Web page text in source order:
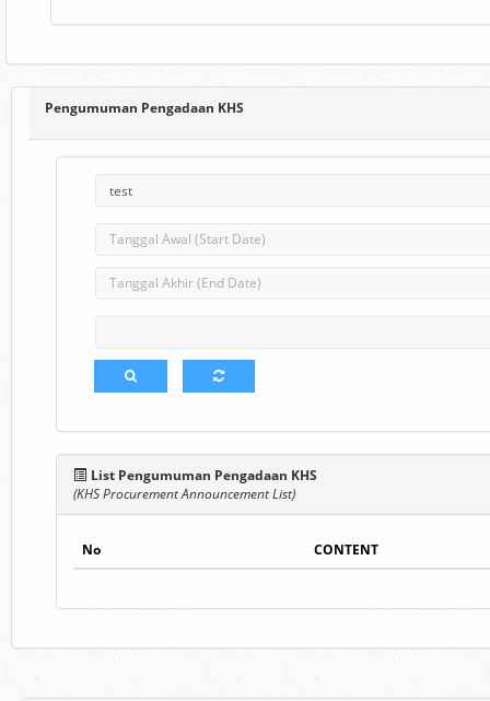
Pengumuman Pengadaan KHS
List Pengumuman Pengadaan KHS
(KHS Procurement Announcement List)
No CONTENT